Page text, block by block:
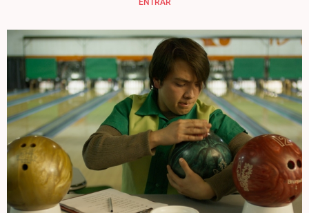
ENTRAR